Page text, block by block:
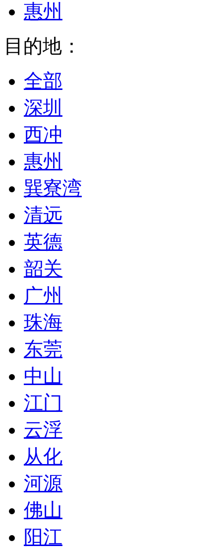
惠州
目的地：
全部
深圳
西冲
惠州
巽寮湾
清远
英德
韶关
广州
珠海
东莞
中山
江门
云浮
从化
河源
佛山
阳江